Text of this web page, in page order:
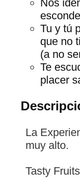
Nos
Tu y tú
que no
(a no
Te
placer
La
muy alto.
Tasty